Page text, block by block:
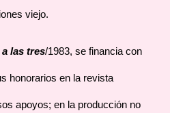
viejo.
las tres/1983, se financia con
honorarios en la revista
apoyos; en la producción no